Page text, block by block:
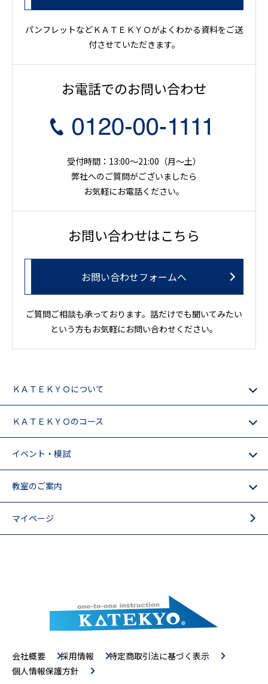
パンフレットなどＫＡＴＥＫＹＯがよくわかる資料をご送
付させていただきます。
お電話でのお問い合わせ
受付時間：13:00～21:00（月〜土）
弊社へのご質問がございましたら
お気軽にお電話ください。
お問い合わせはこちら
お問い合わせフォームへ
ご質問ご相談も承っております。話だけでも聞いてみたい
という方もお気軽にお問い合わせください。
ＫＡＴＥＫＹＯについて
ＫＡＴＥＫＹＯのコース
イベント・模試
教室のご案内
マイページ
会社概要 採用情報
特定商取引法に基づく表示
個人情報保護方針